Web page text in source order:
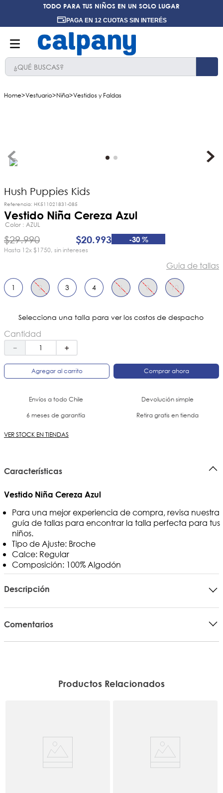
TODO PARA TUS NIÑOS EN UN SOLO LUGAR
PAGA EN 12 CUOTAS SIN INTERÉS
¿QUÉ BUSCAS?
Vestuario Niña Vestidos y Faldas
Hush Puppies Kids
Referencia: HK511021831-085
Vestido Niña Cereza Azul
Color AZUL
$29.990 $20.993 -30 %
12x$1750 sin intereses
Guia de tallas
1 2 3 4 6 8 10
Selecciona una talla para ver los costos de despacho
Cantidad
＋
－
Agregar al carrito Comprar ahora
Envíos a todo Chile
Devolución simple
6 meses de garantía
Retira gratis en tienda
VER STOCK EN TIENDAS
Características
Vestido Niña Cereza Azul
Para una mejor experiencia de compra, revisa nuestra
guía de tallas para encontrar la talla perfecta para tus
niños.
Tipo de Ajuste: Broche
Calce: Regular
Composición: 100% Algodón
Descripción
Comentarios
Productos Relacionados
6.
botin niño
7.
ergonomico
8.
9.